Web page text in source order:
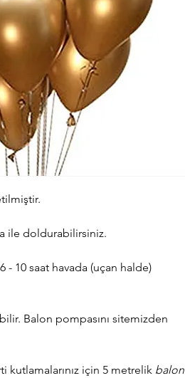
ile doldurabilirsiniz.
10 saat havada (uçan halde)
Balon pompasını sitemizden
için 5 metrelik balon